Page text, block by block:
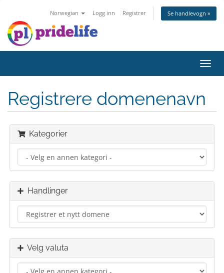
Norwegian Logg inn Registrer Se handlevogn »
Bytt
Registrere domenenavn
Kategorier
Handlinger
Velg valuta